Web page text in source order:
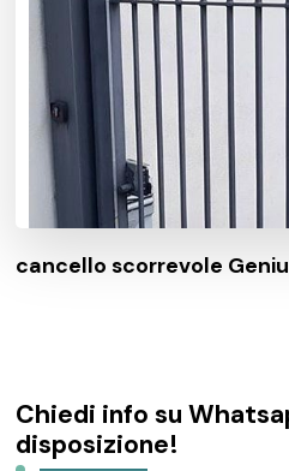
cancello scorrevole
Chiedi info su
disposizione!